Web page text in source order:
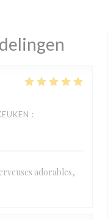
:
adorables,